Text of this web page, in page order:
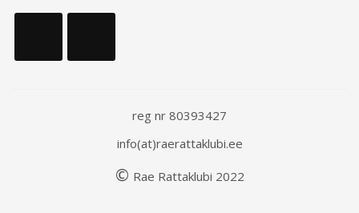
reg nr 80393427
info(at)raerattaklubi.ee
© Rae Rattaklubi 2022